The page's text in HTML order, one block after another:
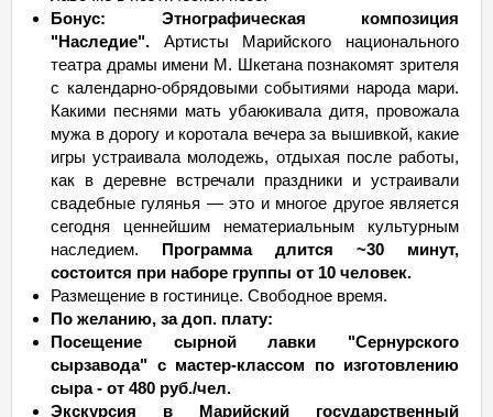
Бонус: Этнографическая композиция
"Наследие". Артисты Марийского национального
театра драмы имени М. Шкетана познакомят зрителя
с календарно-обрядовыми событиями народа мари.
Какими песнями мать убаюкивала дитя, провожала
мужа в дорогу и коротала вечера за вышивкой, какие
игры устраивала молодежь, отдыхая после работы,
как в деревне встречали праздники и устраивали
свадебные гулянья — это и многое другое является
сегодня ценнейшим нематериальным культурным
наследием. Программа длится ~30 минут,
состоится при наборе группы от 10 человек.
Размещение в гостинице. Свободное время.
По желанию, за доп. плату:
Посещение сырной лавки "Сернурского
сырзавода" с мастер-классом по изготовлению
сыра - от 480 руб./чел.
Экскурсия в Марийский государственный